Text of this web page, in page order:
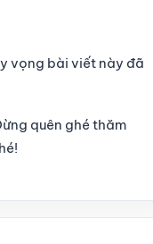
vọng bài viết này đã
quên ghé thăm